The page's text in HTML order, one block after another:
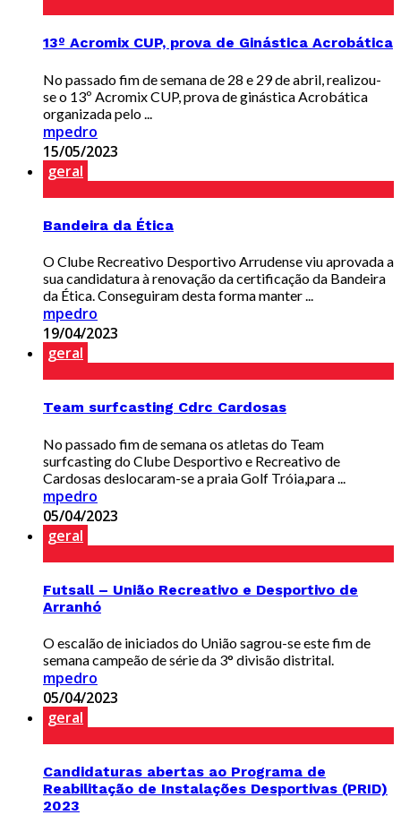
13º Acromix CUP, prova de Ginástica Acrobática
No passado fim de semana de 28 e 29 de abril, realizou-
se o 13º Acromix CUP, prova de ginástica Acrobática
organizada pelo ...
mpedro
15/05/2023
geral
Bandeira da Ética
O Clube Recreativo Desportivo Arrudense viu aprovada a
sua candidatura à renovação da certificação da Bandeira
da Ética. Conseguiram desta forma manter ...
mpedro
19/04/2023
geral
Team surfcasting Cdrc Cardosas
No passado fim de semana os atletas do Team
surfcasting do Clube Desportivo e Recreativo de
Cardosas deslocaram-se a praia Golf Tróia,para ...
mpedro
05/04/2023
geral
Futsall – União Recreativo e Desportivo de
Arranhó
O escalão de iniciados do União sagrou-se este fim de
semana campeão de série da 3° divisão distrital.
mpedro
05/04/2023
geral
Candidaturas abertas ao Programa de
Reabilitação de Instalações Desportivas (PRID)
2023